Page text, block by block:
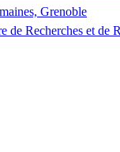
Grenoble
de Recherches et